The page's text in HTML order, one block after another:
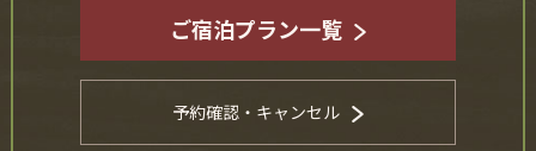
ご宿泊プラン一覧
予約確認・キャンセル